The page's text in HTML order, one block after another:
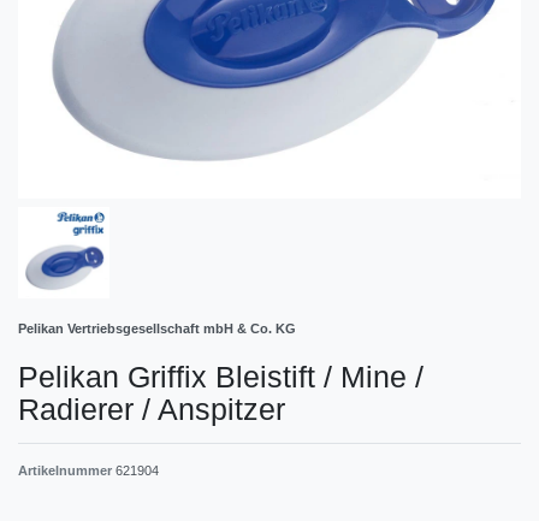
Pelikan Vertriebsgesellschaft mbH & Co. KG
Pelikan Griffix Bleistift / Mine /
Radierer / Anspitzer
Artikelnummer 621904